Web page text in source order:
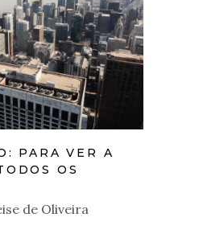
PARA VER A
OS
de Oliveira